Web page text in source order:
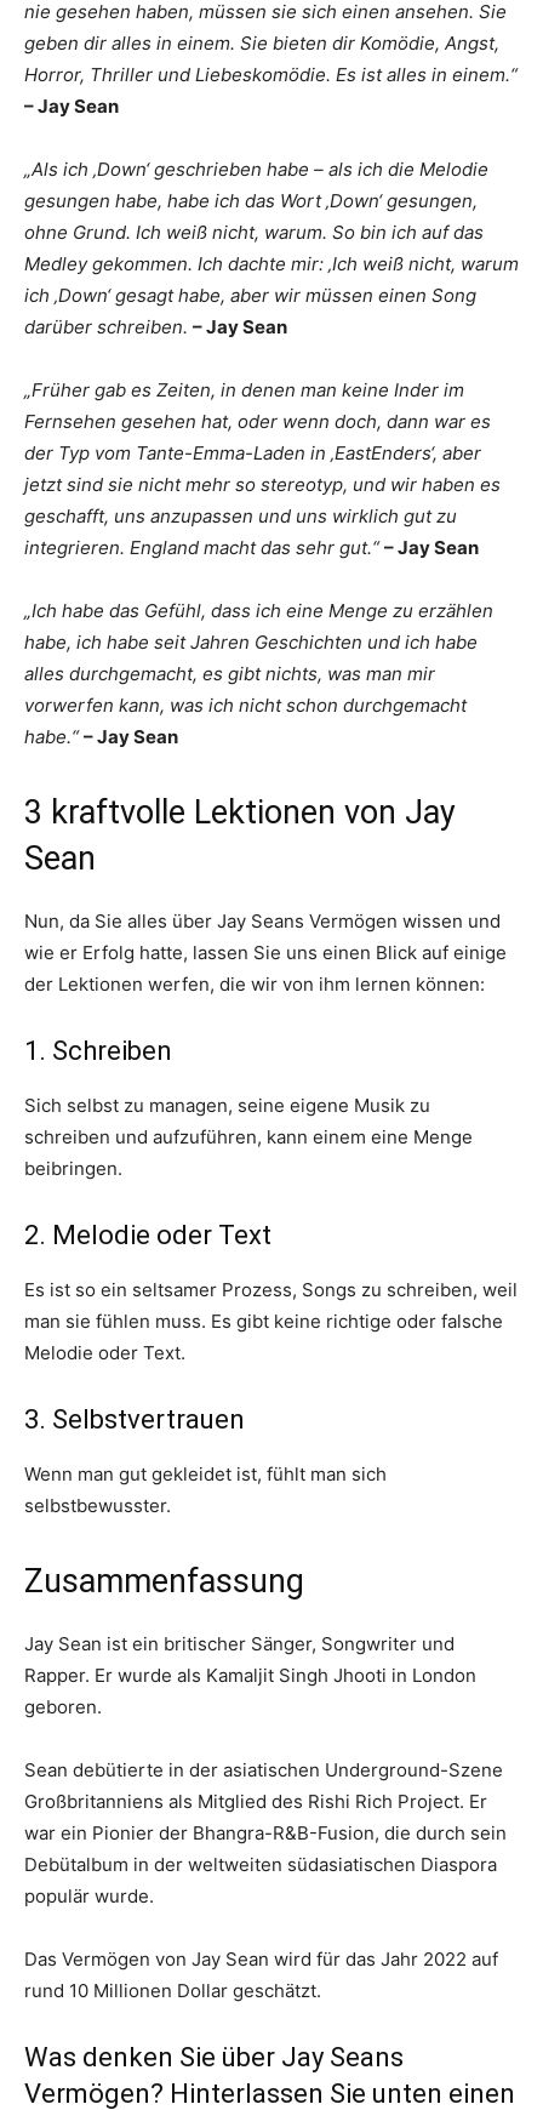
nie gesehen haben, müssen sie sich einen ansehen. Sie
geben dir alles in einem. Sie bieten dir Komödie, Angst,
Horror, Thriller und Liebeskomödie. Es ist alles in einem.“
– Jay Sean
„Als ich ‚Down‘ geschrieben habe – als ich die Melodie
gesungen habe, habe ich das Wort ‚Down‘ gesungen,
ohne Grund. Ich weiß nicht, warum. So bin ich auf das
Medley gekommen. Ich dachte mir: ‚Ich weiß nicht, warum
ich ‚Down‘ gesagt habe, aber wir müssen einen Song
darüber schreiben. – Jay Sean
„Früher gab es Zeiten, in denen man keine Inder im
Fernsehen gesehen hat, oder wenn doch, dann war es
der Typ vom Tante-Emma-Laden in ‚EastEnders‘, aber
jetzt sind sie nicht mehr so stereotyp, und wir haben es
geschafft, uns anzupassen und uns wirklich gut zu
integrieren. England macht das sehr gut.“– Jay Sean
„Ich habe das Gefühl, dass ich eine Menge zu erzählen
habe, ich habe seit Jahren Geschichten und ich habe
alles durchgemacht, es gibt nichts, was man mir
vorwerfen kann, was ich nicht schon durchgemacht
habe.“– Jay Sean
3 kraftvolle Lektionen von Jay
Sean
Nun, da Sie alles über Jay Seans Vermögen wissen und
wie er Erfolg hatte, lassen Sie uns einen Blick auf einige
der Lektionen werfen, die wir von ihm lernen können:
1. Schreiben
Sich selbst zu managen, seine eigene Musik zu
schreiben und aufzuführen, kann einem eine Menge
beibringen.
2. Melodie oder Text
Es ist so ein seltsamer Prozess, Songs zu schreiben, weil
man sie fühlen muss. Es gibt keine richtige oder falsche
Melodie oder Text.
3. Selbstvertrauen
Wenn man gut gekleidet ist, fühlt man sich
selbstbewusster.
Zusammenfassung
Jay Sean ist ein britischer Sänger, Songwriter und
Rapper. Er wurde als Kamaljit Singh Jhooti in London
geboren.
Sean debütierte in der asiatischen Underground-Szene
Großbritanniens als Mitglied des Rishi Rich Project. Er
war ein Pionier der Bhangra-R&B-Fusion, die durch sein
Debütalbum in der weltweiten südasiatischen Diaspora
populär wurde.
Das Vermögen von Jay Sean wird für das Jahr 2022 auf
rund 10 Millionen Dollar geschätzt.
Was denken Sie über Jay Seans
Vermögen? Hinterlassen Sie unten einen